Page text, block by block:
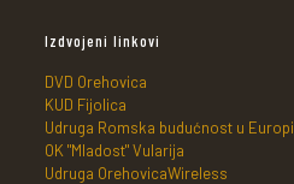
Izdvojeni linkovi
DVD Orehovica
KUD Fijolica
Udruga Romska budućnost u Europi
OK "Mladost" Vularija
Udruga OrehovicaWireless